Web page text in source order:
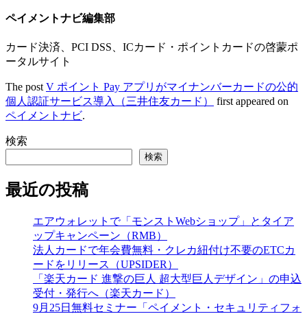
ペイメントナビ編集部
カード決済、PCI DSS、ICカード・ポイントカードの啓蒙ポ
ータルサイト
The post V ポイント Pay アプリがマイナンバーカードの公的
個人認証サービス導入（三井住友カード）
first appeared on
ペイメントナビ.
検索
検索
最近の投稿
エアウォレットで「モンストWebショップ」とタイア
ップキャンペーン（RMB）
法人カードで年会費無料・クレカ紐付け不要のETCカ
ードをリリース（UPSIDER）
「楽天カード 進撃の巨人 超大型巨人デザイン」の申込
受付・発行へ（楽天カード）
9月25日無料セミナー「ペイメント・セキュリティフォ